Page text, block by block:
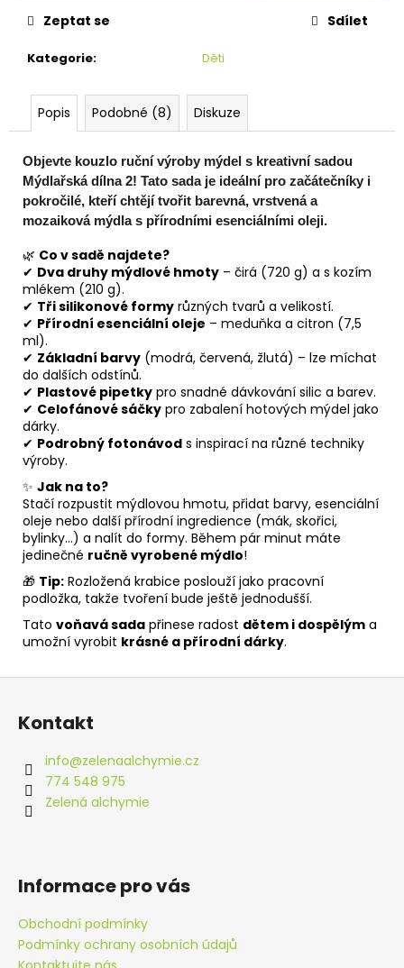
Kategorie: Děti
Zeptat se Sdílet
Popis Podobné (8) Diskuze
Objevte kouzlo ruční výroby mýdel s kreativní sadou
Mýdlařská dílna 2! Tato sada je ideální pro začátečníky i
pokročilé, kteří chtějí tvořit barevná, vrstvená a
mozaiková mýdlas přírodními esenciálními oleji.
🌿 Co v sadě najdete?
✔ Dva druhy mýdlové hmoty – čirá (720 g) a s kozím
mlékem (210 g).
✔ Tři silikonové formy různých tvarů a velikostí.
✔ Přírodní esenciální oleje – meduňka a citron (7,5
ml).
✔ Základní barvy (modrá, červená, žlutá) – lze míchat
do dalších odstínů.
✔ Plastové pipetky pro snadné dávkování silic a barev.
✔ Celofánové sáčky pro zabalení hotových mýdel jako
dárky.
✔ Podrobný fotonávod s inspirací na různé techniky
výroby.
✨ Jak na to?
Stačí rozpustit mýdlovou hmotu, přidat barvy, esenciální
oleje nebo další přírodní ingredience (mák, skořici,
bylinky…) a nalít do formy. Během pár minut máte
jedinečné ručně vyrobené mýdlo!
🎁 Tip: Rozložená krabice poslouží jako pracovní
podložka, takže tvoření bude ještě jednodušší.
Tato voňavá sada přinese radost dětem i dospělým a
umožní vyrobit krásné a přírodní dárky.
Z
Kontakt
info@zelenaalchymie.cz
774 548 975
Zelená alchymie
Informace pro vás
Obchodní podmínky
Podmínky ochrany osobních údajů